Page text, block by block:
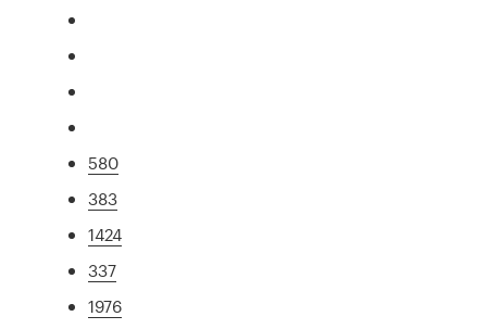
580
383
1424
337
1976